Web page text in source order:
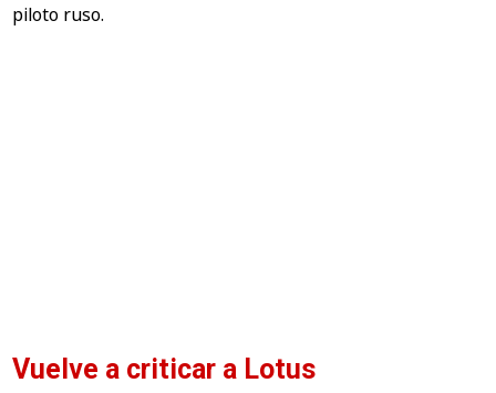
piloto ruso.
Vuelve a criticar a Lotus